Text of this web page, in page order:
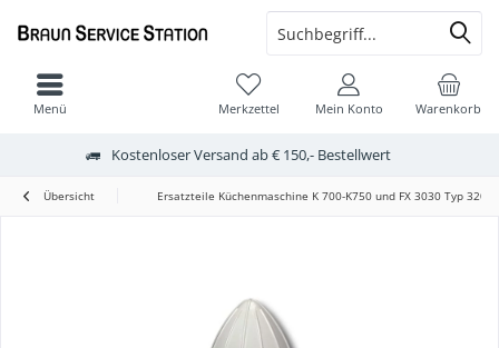
Kostenloser Versand ab € 150,- Bestellwert
Warenkorb
Merkzettel Mein Konto
Menü
Übersicht Ersatzteile Küchenmaschine K 700-K750 und FX 3030 Typ 3202